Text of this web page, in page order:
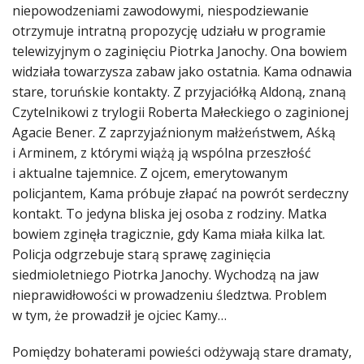
niepowodzeniami zawodowymi, niespodziewanie
otrzymuje intratną propozycję udziału w programie
telewizyjnym o zaginięciu Piotrka Janochy. Ona bowiem
widziała towarzysza zabaw jako ostatnia. Kama odnawia
stare, toruńskie kontakty. Z przyjaciółką Aldoną, znaną
Czytelnikowi z trylogii Roberta Małeckiego o zaginionej
Agacie Bener. Z zaprzyjaźnionym małżeństwem, Aśką
i Arminem, z którymi wiążą ją wspólna przeszłość
i aktualne tajemnice. Z ojcem, emerytowanym
policjantem, Kama próbuje złapać na powrót serdeczny
kontakt. To jedyna bliska jej osoba z rodziny. Matka
bowiem zginęła tragicznie, gdy Kama miała kilka lat.
Policja odgrzebuje starą sprawę zaginięcia
siedmioletniego Piotrka Janochy. Wychodzą na jaw
nieprawidłowości w prowadzeniu śledztwa. Problem
w tym, że prowadził je ojciec Kamy…
Pomiędzy bohaterami powieści odżywają stare dramaty,